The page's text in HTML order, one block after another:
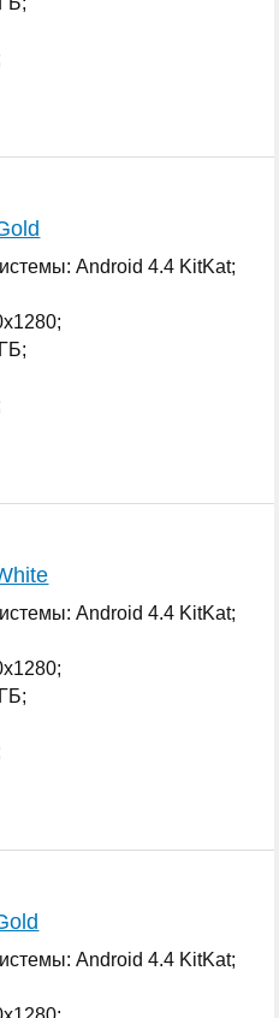
Android 4.4 KitKat;
Android 4.4 KitKat;
Android 4.4 KitKat;